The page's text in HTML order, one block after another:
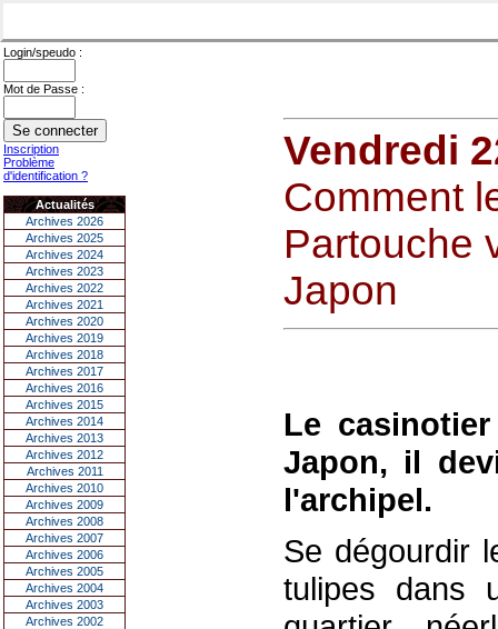
Login/speudo :
Mot de Passe :
Inscription
Problème
d'identification ?
Actualités
Archives 2026
Archives 2025
Archives 2024
Archives 2023
Archives 2022
Archives 2021
Archives 2020
Archives 2019
Archives 2018
Archives 2017
Archives 2016
Archives 2015
Archives 2014
Archives 2013
Archives 2012
Archives 2011
Archives 2010
Archives 2009
Archives 2008
Archives 2007
Archives 2006
Archives 2005
Archives 2004
Archives 2003
Archives 2002
Vendredi
Comment
Partouche
Japon
Le
Japon, il
l'archipel.
Se dégourdir
tulipes dans